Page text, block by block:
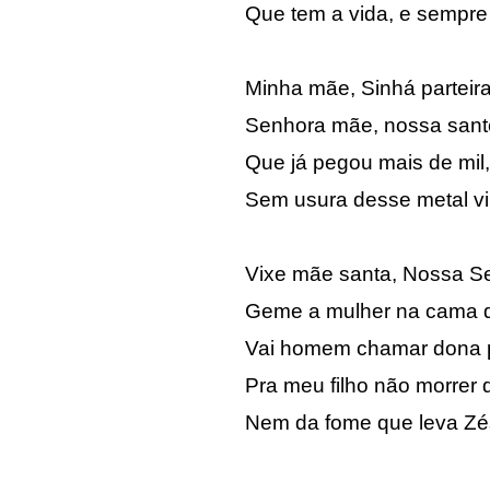
Que tem a vida, e
Minha mãe, Sinhá
Senhora mãe, nossa
Que já pegou mais de mil,
Sem usura desse metal
Vixe mãe santa, Nossa
Geme a mulher na cama
Vai homem chamar dona
Pra meu filho não morrer
Nem da fome que leva